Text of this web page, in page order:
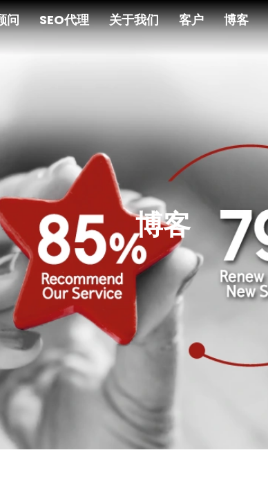
问 SEO代理 关于我们 客户 博客
博客